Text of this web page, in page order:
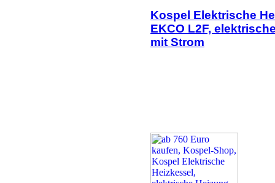
Kospel Elektrische
EKCO L2F,
mit Strom